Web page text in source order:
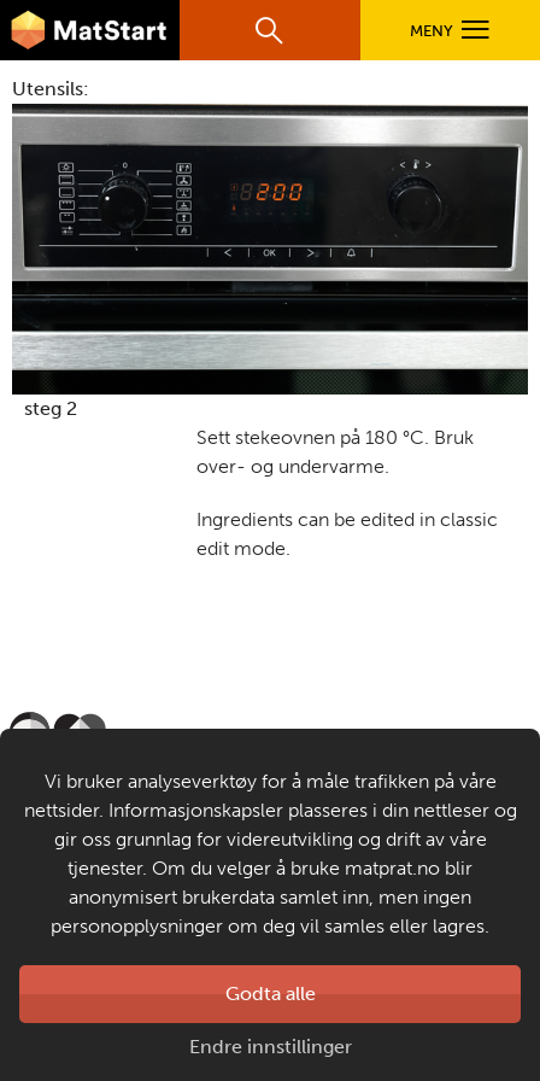
Hopp til hovedinnhold
hovednavigasjonsmobilversjon
MatStart
Søk MENY
OPPSKRIFTER
FILM
FØR DU STARTER
LÆR MER
TIL DE VOKSNE
Utensils:
steg 2
Sett stekeovnen på 180 °C. Bruk
over- og undervarme.
Ingredients can be edited in classic
edit mode.
Om MatStart
Kontakt oss
Personvern og informasjonskapsler
Laget av
Matprat
Vi bruker analyseverktøy for å måle trafikken på våre
nettsider. Informasjonskapsler plasseres i din nettleser og
gir oss grunnlag for videreutvikling og drift av våre
tjenester. Om du velger å bruke matprat.no blir
anonymisert brukerdata samlet inn, men ingen
personopplysninger om deg vil samles eller lagres.
Godta alle
Endre innstillinger